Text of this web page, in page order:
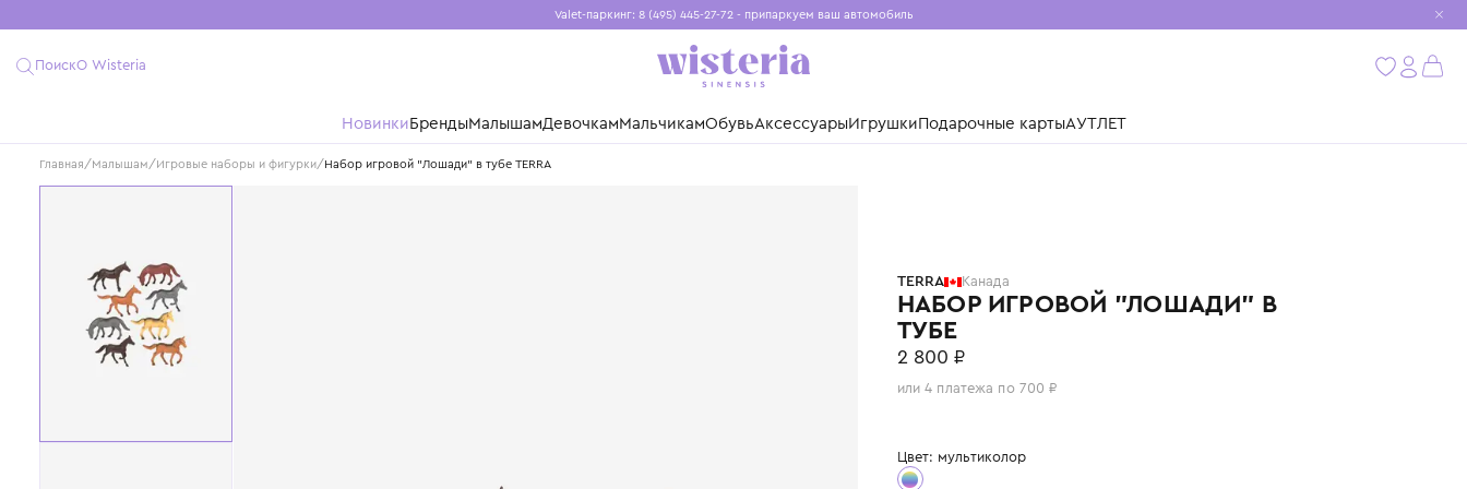
Valet-паркинг: 8 (495) 445-27-72 - припаркуем ваш автомобиль
Бесплатная доставка при заказе от 15 000 ₽
Установите приложение, чтобы покупки были еще удобнее
ПоискО Wisteria
НовинкиБрендыМалышамДевочкамМальчикамОбувьАксессуарыИгрушкиПодарочные картыАУТЛЕТ
Главная/Малышам/Игровые наборы и фигурки
TERRA Канада
2 800 ₽